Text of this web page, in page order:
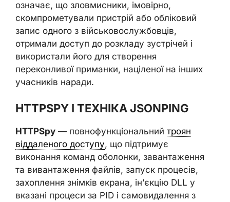
означає, що зловмисники, імовірно,
скомпрометували пристрій або обліковий
запис одного з військовослужбовців,
отримали доступ до розкладу зустрічей і
використали його для створення
переконливої приманки, націленої на інших
учасників наради.
HTTPSPY І ТЕХНІКА JSONPING
HTTPSpy — повнофункціональний троян
віддаленого доступу, що підтримує
виконання команд оболонки, завантаження
та вивантаження файлів, запуск процесів,
захоплення знімків екрана, ін’єкцію DLL у
вказані процеси за PID і самовидалення з